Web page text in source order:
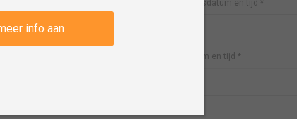
van de JOS.
Aanvangsdatum en tijd *
Einddatum en tijd *
info aan